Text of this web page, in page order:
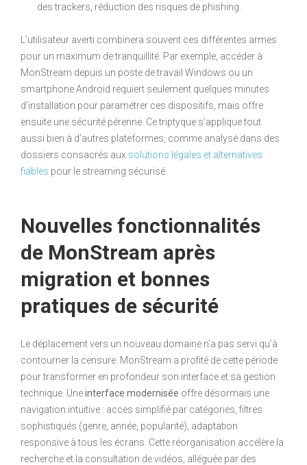
des trackers, réduction des risques de phishing.
L’utilisateur averti combinera souvent ces différentes armes
pour un maximum de tranquillité. Par exemple, accéder à
MonStream depuis un poste de travail Windows ou un
smartphone Android requiert seulement quelques minutes
d’installation pour paramétrer ces dispositifs, mais offre
ensuite une sécurité pérenne. Ce triptyque s’applique tout
aussi bien à d’autres plateformes, comme analysé dans des
dossiers consacrés aux solutions légales et alternatives
fiables pour le streaming sécurisé.
Nouvelles fonctionnalités
de MonStream après
migration et bonnes
pratiques de sécurité
Le déplacement vers un nouveau domaine n’a pas servi qu’à
contourner la censure. MonStream a profité de cette période
pour transformer en profondeur son interface et sa gestion
technique. Uneinterface modernisée offre désormais une
navigation intuitive : accès simplifié par catégories, filtres
sophistiqués (genre, année, popularité), adaptation
responsive à tous les écrans. Cette réorganisation accélère la
recherche et la consultation de vidéos, alléguée par des